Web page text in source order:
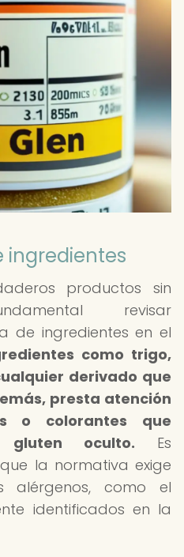
ingredientes
productos sin
revisar
de ingredientes en el
como trigo,
derivado que
presta atención
o colorantes que
gluten oculto. Es
la normativa exige
alérgenos, como el
identificados en la